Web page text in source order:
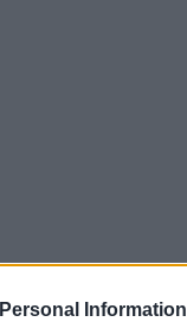
Information